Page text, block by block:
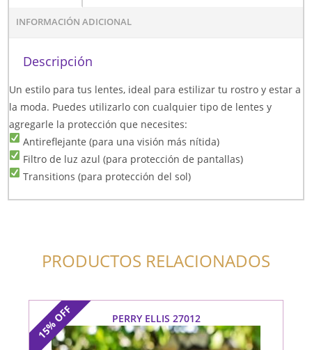
INFORMACIÓN ADICIONAL
Descripción
Un estilo para tus lentes, ideal para estilizar tu rostro y estar a
la moda. Puedes utilizarlo con cualquier tipo de lentes y
agregarle la protección que necesites:
Antireflejante (para una visión más nítida)
Filtro de luz azul (para protección de pantallas)
Transitions (para protección del sol)
PRODUCTOS RELACIONADOS
15%
OFF PERRY ELLIS 27012